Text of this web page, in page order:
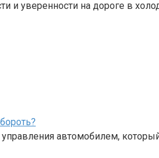
и уверенности на дороге в
автомобилем, который